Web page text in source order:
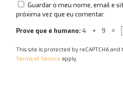
Guardar o meu nome, email e
próxima vez que eu comentar.
Prove que é humano: 4 + 9 =
This site is protected by reCAPTCHA and
Terms of Service apply.